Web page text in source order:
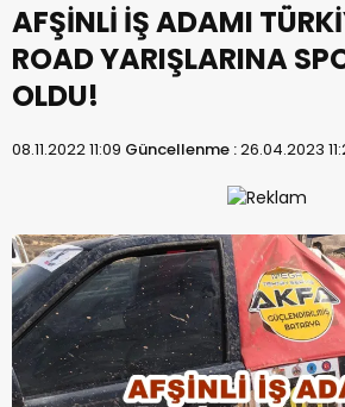
AFŞİNLİ İŞ ADAMI
ROAD YARIŞLARINA
OLDU!
08.11.2022 11:09 Güncellenme :26.04.2023